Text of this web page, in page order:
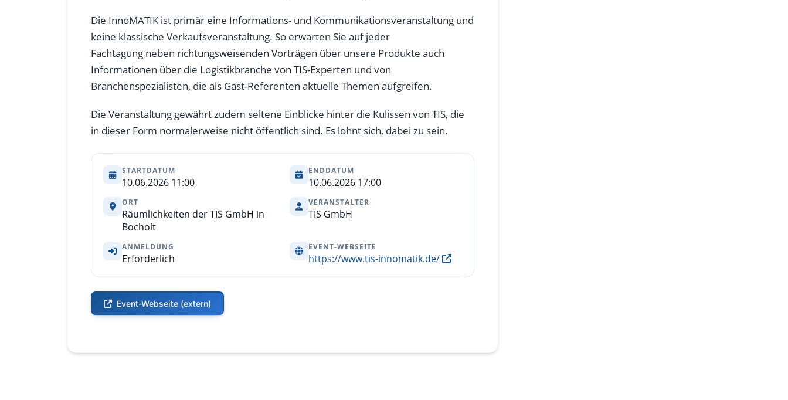
Die InnoMATIK ist primär eine Informations- und Kommunikationsveranstaltung und
keine klassische Verkaufsveranstaltung. So erwarten Sie auf jeder
Fachtagung neben richtungsweisenden Vorträgen über unsere Produkte auch
Informationen über die Logistikbranche von TIS-Experten und von
Branchenspezialisten, die als Gast-Referenten aktuelle Themen aufgreifen.
Die Veranstaltung gewährt zudem seltene Einblicke hinter die Kulissen von TIS, die
in dieser Form normalerweise nicht öffentlich sind. Es lohnt sich, dabei zu sein.
STARTDATUM
10.06.2026 11:00
ENDDATUM
10.06.2026 17:00
ORT
Räumlichkeiten der TIS GmbH in
Bocholt
VERANSTALTER
TIS GmbH
ANMELDUNG
Erforderlich
EVENT-WEBSEITE
https://www.tis-innomatik.de/
Event-Webseite (extern)